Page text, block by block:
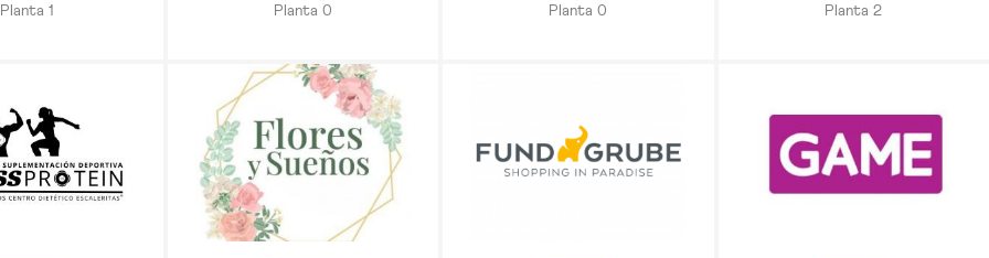
Planta 1 Planta 0 Planta 0 Planta 2